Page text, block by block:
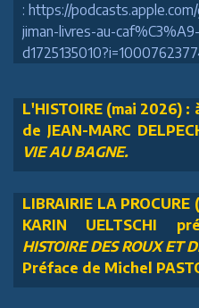
: https://
jiman-livres-au-
L'HISTOIRE (mai 2026)
de JEAN-MARC
VIE AU BAGNE.
LIBRAIRIE LA
KARIN UELTSCHI
HISTOIRE DES ROUX ET
Préface de Michel